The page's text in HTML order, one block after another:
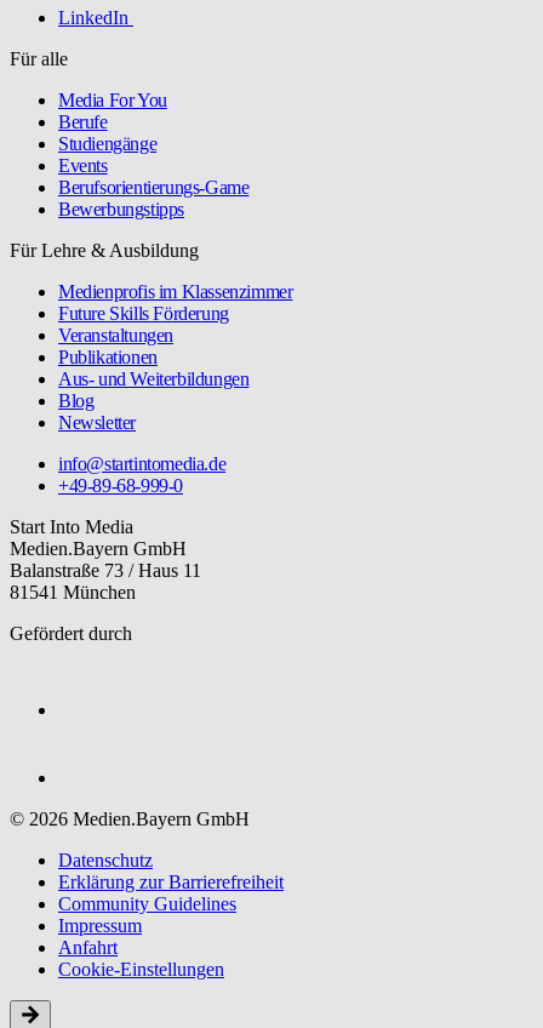
LinkedIn
Für alle
Media For You
Berufe
Studiengänge
Events
Berufsorientierungs-Game
Bewerbungstipps
Für Lehre & Ausbildung
Medienprofis im Klassenzimmer
Future Skills Förderung
Veranstaltungen
Publikationen
Aus- und Weiterbildungen
Blog
Newsletter
info@startintomedia.de
+49-89-68-999-0
Start Into Media
Medien.Bayern GmbH
Balanstraße 73 / Haus 11
81541 München
Gefördert durch
© 2026 Medien.Bayern GmbH
Datenschutz
Erklärung zur Barriere­freiheit
Community Guidelines
Impressum
Anfahrt
Cookie-Einstellungen